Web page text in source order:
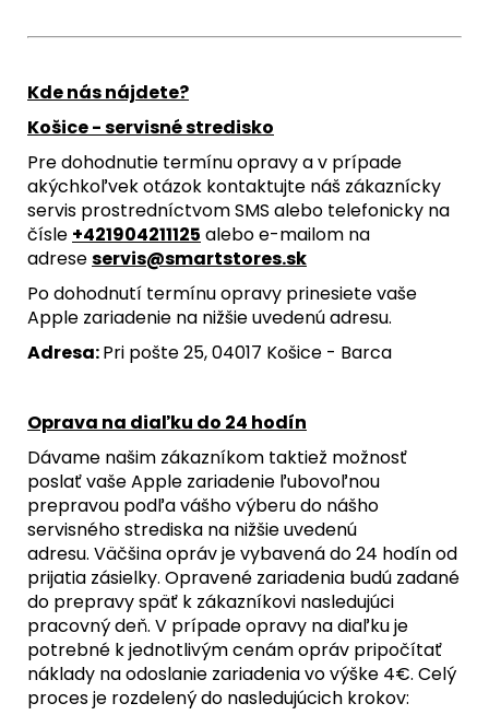
Kde nás nájdete?
Košice - servisné stredisko
Pre dohodnutie termínu opravy a v prípade
akýchkoľvek otázok kontaktujte náš zákaznícky
servis prostredníctvom SMS alebo telefonicky na
čísle +421904211125 alebo e-mailom na
adreseservis@smartstores.sk
Po dohodnutí termínu opravy prinesiete vaše
Apple zariadenie na nižšie uvedenú adresu.
Adresa:Pri pošte 25, 04017 Košice - Barca
Oprava na diaľku do 24 hodín
Dávame našim zákazníkom taktiež možnosť
poslať vaše Apple zariadenie ľubovoľnou
prepravou podľa vášho výberu do nášho
servisného strediska na nižšie uvedenú
adresu. Väčšina opráv je vybavená do 24 hodín od
prijatia zásielky. Opravené zariadenia budú zadané
do prepravy späť k zákazníkovi nasledujúci
pracovný deň. V prípade opravy na diaľku je
potrebné k jednotlivým cenám opráv pripočítať
náklady na odoslanie zariadenia vo výške 4€. Celý
proces je rozdelený do nasledujúcich krokov: